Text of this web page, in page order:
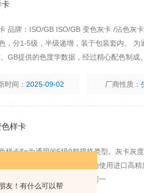
友！有什么可以帮
卡
品牌：ISO/GB ISO/GB 变色灰卡 /沾色灰
，分1-5级，半级递增，装于包装套内。 为
GB提供的色度学数据，经过精心配色制
时间： 2025-09-02 厂商性质：
样卡
样卡$n为通用的5级9档规格类型。灰卡灰
色制成。每一档的色度学数据均使用进口高
进行校正，确保其灰度数据同一